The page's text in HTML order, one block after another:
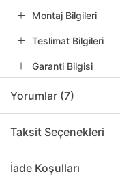
Montaj Bilgileri
Teslimat Bilgileri
Garanti Bilgisi
Yorumlar (7)
Taksit Seçenekleri
İade Koşulları